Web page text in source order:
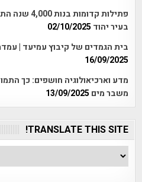
פתילות
בעיר יהוד 02/10/2025
בית הגמדים של קיבוץ עמיעד |
16/09/2025
מדע וארכיאולוגיה חושפים: כך
משבר מים 13/09/2025
TRANSLATE THIS SITE!